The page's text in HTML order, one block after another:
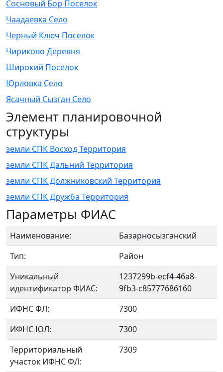
Сосновый Бор Поселок
Чаадаевка Село
Черный Ключ Поселок
Чириково Деревня
Широкий Поселок
Юрловка Село
Ясачный Сызган Село
Элемент планировочной
структуры
земли СПК Восход Территория
земли СПК Дальний Территория
земли СПК Должниковский Территория
земли СПК Дружба Территория
Параметры ФИАС
Наименование:
Базарносызганский
Тип:
Район
Уникальный
идентификатор ФИАС:
1237299b-ecf4-46a8-
9fb3-c85777686160
ИФНС ФЛ:
7300
ИФНС ЮЛ:
7300
Территориальный
участок ИФНС ФЛ:
7309